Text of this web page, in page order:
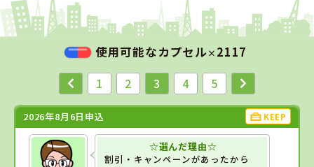
使用可能なカプセル× 2117
1
2 3 4 5
2026年8月6日申込 KEEP
☆選んだ理由☆
割引・キャンペーンがあったから